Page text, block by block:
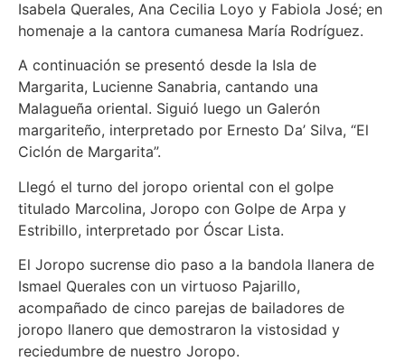
Isabela Querales, Ana Cecilia Loyo y Fabiola José; en
homenaje a la cantora cumanesa María Rodríguez.
A continuación se presentó desde la Isla de
Margarita, Lucienne Sanabria, cantando una
Malagueña oriental. Siguió luego un Galerón
margariteño, interpretado por Ernesto Da’ Silva, “El
Ciclón de Margarita”.
Llegó el turno del joropo oriental con el golpe
titulado Marcolina, Joropo con Golpe de Arpa y
Estribillo, interpretado por Óscar Lista.
El Joropo sucrense dio paso a la bandola llanera de
Ismael Querales con un virtuoso Pajarillo,
acompañado de cinco parejas de bailadores de
joropo llanero que demostraron la vistosidad y
reciedumbre de nuestro Joropo.